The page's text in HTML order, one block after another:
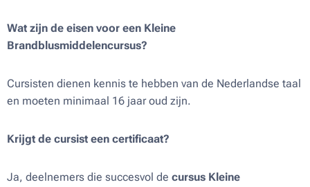
Wat zijn de eisen voor een Kleine
Brandblusmiddelencursus?
Cursisten dienen kennis te hebben van de Nederlandse taal
en moeten minimaal 16 jaar oud zijn.
Krijgt de cursist een certificaat?
Ja, deelnemers die succesvol de cursus Kleine